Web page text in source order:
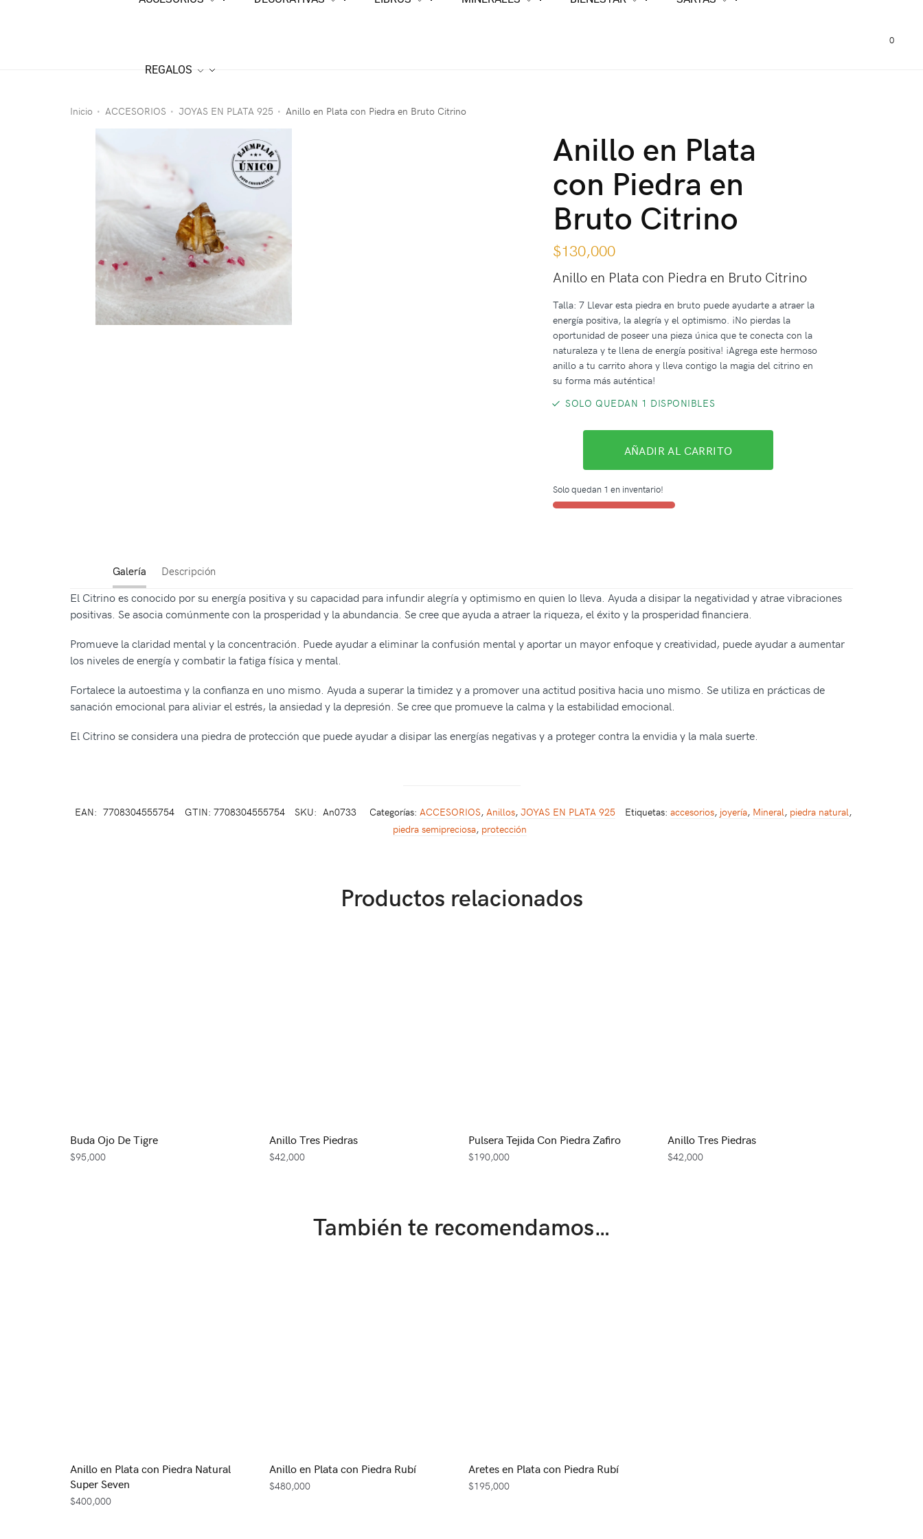
REGALOS
0
Inicio • ACCESORIOS • JOYAS EN PLATA 925 • Anillo en Plata con Piedra en Bruto Citrino
Anillo en Plata
con Piedra en
Bruto Citrino
$130,000
Anillo en Plata con Piedra en Bruto Citrino
Talla: 7 Llevar esta piedra en bruto puede ayudarte a atraer la
energía positiva, la alegría y el optimismo. ¡No pierdas la
oportunidad de poseer una pieza única que te conecta con la
naturaleza y te llena de energía positiva! ¡Agrega este hermoso
anillo a tu carrito ahora y lleva contigo la magia del citrino en
su forma más auténtica!
SOLO QUEDAN 1 DISPONIBLES
AÑADIR AL CARRITO
Solo quedan 1 en inventario!
Galería Descripción
El Citrino es conocido por su energía positiva y su capacidad para infundir alegría y optimismo en quien lo lleva. Ayuda a disipar la negatividad y atrae vibraciones
positivas. Se asocia comúnmente con la prosperidad y la abundancia. Se cree que ayuda a atraer la riqueza, el éxito y la prosperidad financiera.
Promueve la claridad mental y la concentración. Puede ayudar a eliminar la confusión mental y aportar un mayor enfoque y creatividad, puede ayudar a aumentar
los niveles de energía y combatir la fatiga física y mental.
Fortalece la autoestima y la confianza en uno mismo. Ayuda a superar la timidez y a promover una actitud positiva hacia uno mismo. Se utiliza en prácticas de
sanación emocional para aliviar el estrés, la ansiedad y la depresión. Se cree que promueve la calma y la estabilidad emocional.
El Citrino se considera una piedra de protección que puede ayudar a disipar las energías negativas y a proteger contra la envidia y la mala suerte.
EAN: 7708304555754 GTIN: 7708304555754 SKU: An0733 Categorías: ACCESORIOS, Anillos, JOYAS EN PLATA 925 Etiquetas: accesorios, joyería, Mineral, piedra natural,
piedra semipreciosa, protección
Productos relacionados
Buda Ojo De Tigre
$95,000
Anillo Tres Piedras
$42,000
Pulsera Tejida Con Piedra Zafiro
$190,000
Anillo Tres Piedras
$42,000
También te recomendamos…
Anillo en Plata con Piedra Natural
Super Seven
$400,000
Anillo en Plata con Piedra Rubí
$480,000
Aretes en Plata con Piedra Rubí
$195,000